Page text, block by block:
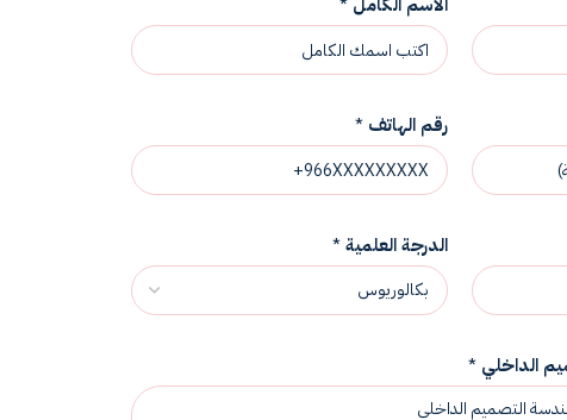
رقم الهاتف *
الدرجة العلمية*
الداخلي *